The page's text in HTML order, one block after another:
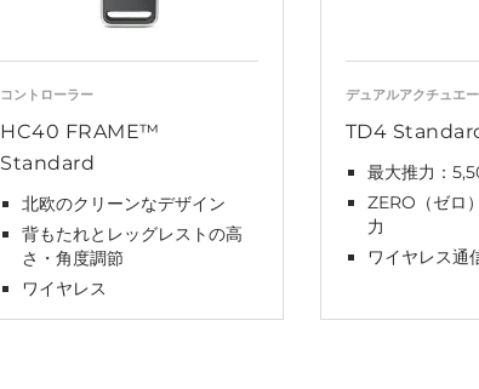
コントローラー
HC40 FRAME™
Standard
北欧のクリーンなデザイン
背もたれとレッグレストの高
さ・角度調節
ワイヤレス
デュアルアクチュエ
TD4
最大推力：
ZERO（ゼロ
力
ワイヤレス通